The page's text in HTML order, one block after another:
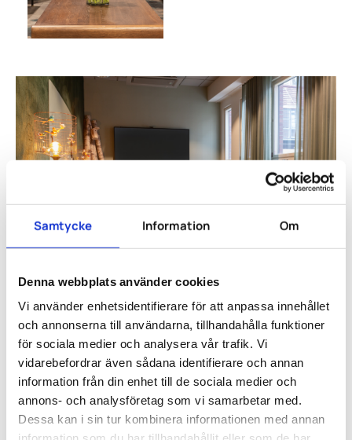
Samtycke Information Om
Denna webbplats använder cookies
Vi använder enhetsidentifierare för att anpassa innehållet
och annonserna till användarna, tillhandahålla funktioner
för sociala medier och analysera vår trafik. Vi
vidarebefordrar även sådana identifierare och annan
information från din enhet till de sociala medier och
annons- och analysföretag som vi samarbetar med.
Dessa kan i sin tur kombinera informationen med annan